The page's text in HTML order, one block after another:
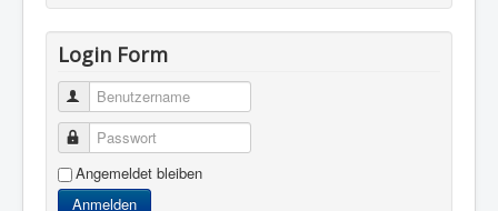
Login Form
Benutzername
Passwort
Angemeldet bleiben
Anmelden